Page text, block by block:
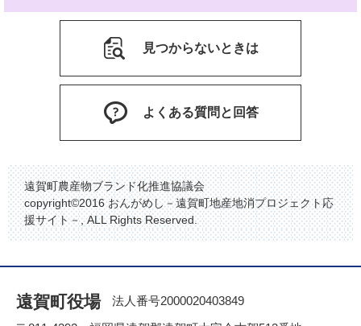
見つからないときは
よくある質問と回答
遠賀町農産物ブランド化推進協議会
copyright©2016 おんがめし－遠賀町地産地消プロジェクト応
援サイト－, ALL Rights Reserved.
遠賀町役場
法人番号2000020403849